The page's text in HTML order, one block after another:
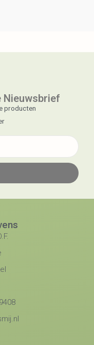
Nieuwsbrief​
producten